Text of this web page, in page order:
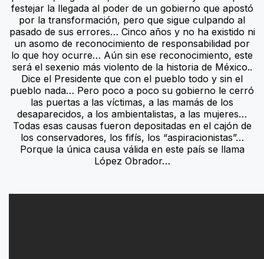
festejar la llegada al poder de un gobierno que apostó
por la transformación, pero que sigue culpando al
pasado de sus errores… Cinco años y no ha existido ni
un asomo de reconocimiento de responsabilidad por
lo que hoy ocurre… Aún sin ese reconocimiento, este
será el sexenio más violento de la historia de México..
Dice el Presidente que con el pueblo todo y sin el
pueblo nada… Pero poco a poco su gobierno le cerró
las puertas a las víctimas, a las mamás de los
desaparecidos, a los ambientalistas, a las mujeres…
Todas esas causas fueron depositadas en el cajón de
los conservadores, los fifís, los “aspiracionistas”…
Porque la única causa válida en este país se llama
López Obrador…